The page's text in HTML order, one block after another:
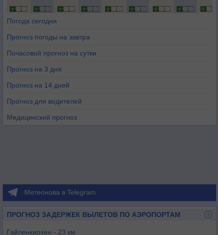
Погода сегодня
Прогноз погоды на завтра
Почасовой прогноз на сутки
Прогноз на 3 дня
Прогноз на 14 дней
Прогноз для водителей
Медицинский прогноз
Метеонова в Telegram
ПРОГНОЗ ЗАДЕРЖЕК ВЫЛЕТОВ ПО АЭРОПОРТАМ
Гайленкирхен - 23 км